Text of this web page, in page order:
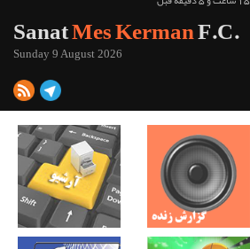
SanatMes KermanF.C.
Sunday 9 August 2026